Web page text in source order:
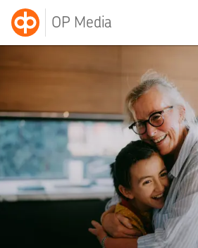
OP Media